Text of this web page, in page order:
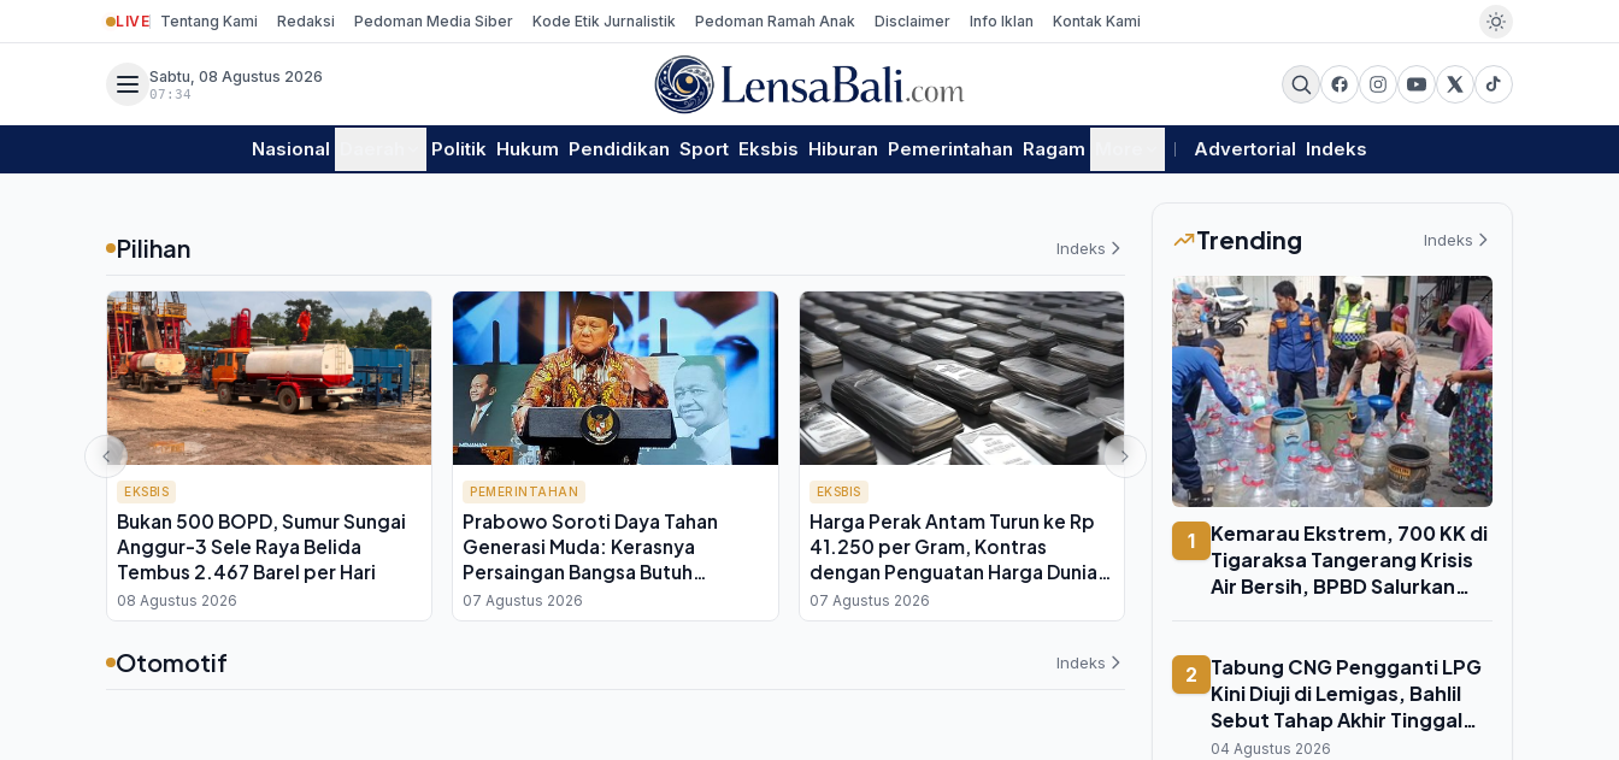
LIVE Tentang Kami Redaksi Pedoman Media Siber Kode Etik Jurnalistik Pedoman Ramah Anak Disclaimer Info Iklan Kontak Kami
Sabtu, 08 Agustus 2026
07:34
Nasional Politik Hukum Pendidikan Sport Eksbis Hiburan Pemerintahan Ragam Advertorial Indeks
Pilihan Indeks
EKSBIS
Bukan 500 BOPD, Sumur Sungai
Anggur-3 Sele Raya Belida
Tembus 2.467 Barel per Hari
08 Agustus 2026
PEMERINTAHAN
Prabowo Soroti Daya Tahan
Generasi Muda: Kerasnya
Persaingan Bangsa Butuh
Pemimpin yang Teruji
07 Agustus 2026
EKSBIS
Harga Perak Antam Turun ke Rp
41.250 per Gram, Kontras
dengan Penguatan Harga Dunia
di Tengah Ketegangan Hormuz
07 Agustus 2026
HUKUM
Yusril: Hukuman Mati Koruptor
Bukan Solusi, Etika Agama yang
Gagal Membangun Akhlak
Otomotif Indeks
Trending Indeks
1
Kemarau Ekstrem, 700 KK di
Tigaraksa Tangerang Krisis
Air Bersih, BPBD Salurkan
2
Tabung CNG Pengganti LPG
Kini Diuji di Lemigas, Bahlil
Sebut Tahap Akhir Tinggal
Menunggu Sertifikasi
04 Agustus 2026